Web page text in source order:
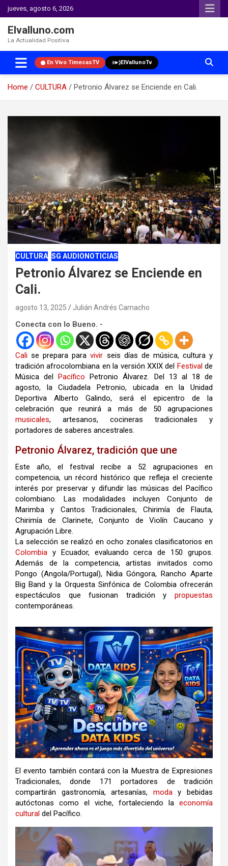
jueves, agosto 6, 2026
Elvalluno.com
La Actualidad Positiva.
En Vivo TimecasTV ElVallunoTv
Home CULTURA
Petronio Álvarez se Enciende en Cali.
CULTURA SG AUDIONOTICIAS
Petronio Álvarez se Enciende en
Cali.
agosto 13, 2025 Julián Andrés Camacho
Conecta con lo Bueno. -
Cali se prepara paravivir seis días de música, cultura y
tradición afrocolombiana en la versión XXIX del Festivalde
Música delPacífico Petronio Álvarez. Del 13 al 18 de
agosto, la Ciudadela Petronio, ubicada en la Unidad
Deportiva Alberto Galindo, será el epicentro de la
celebración que reunirá a más de 50 agrupaciones
musicales, artesanos, cocineras tradicionales y
portadores de saberes ancestrales.
Petronio Álvarez, tradición que une
Este año, el festival recibe a 52 agrupaciones en
competencia, un récord histórico que refleja el creciente
interés por preservar y difundir las músicas del Pacífico
colombiano. Las modalidades incluyen Conjunto de
Marimba y Cantos Tradicionales, Chirimía de Flauta,
Chirimía de Clarinete, Conjunto de Violín Caucano y
Agrupación Libre.
La selección se realizó en ocho zonales clasificatorios en
Colombia y Ecuador, evaluando cerca de 150 grupos.
Además de la competencia, artistas invitados como
Pongo (Angola/Portugal), Nidia Góngora, Rancho Aparte
Big Band y la Orquesta Sinfónica de Colombia ofrecerán
espectáculos que fusionan tradición y propuestas
contemporáneas.
El evento también contará con la Muestra de Expresiones
Tradicionales, donde 171 portadores de tradición
compartirán gastronomía, artesanías, moday bebidas
autóctonas como el viche, fortaleciendo la economía
cultural del Pacífico.